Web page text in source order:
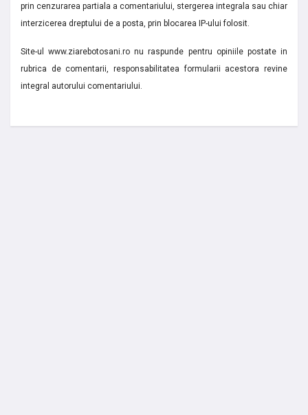
prin cenzurarea partiala a comentariului, stergerea integrala sau chiar
interzicerea dreptului de a posta, prin blocarea IP-ului folosit.
Site-ul www.ziarebotosani.ro nu raspunde pentru opiniile postate in
rubrica de comentarii, responsabilitatea formularii acestora revine
integral autorului comentariului.